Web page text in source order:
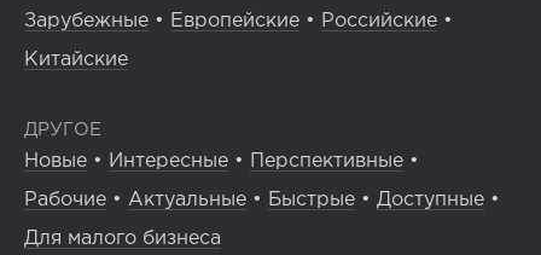
Зарубежные • Европейские • Российские •
Китайские
ДРУГОЕ
Новые • Интересные • Перспективные •
Рабочие • Актуальные • Быстрые • Доступные •
Для малого бизнеса